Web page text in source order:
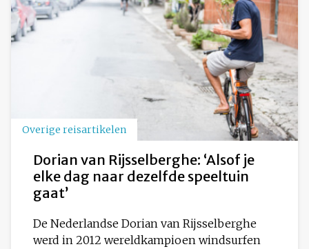
Overige reisartikelen
Dorian van Rijsselberghe: ‘Alsof je
elke dag naar dezelfde speeltuin
gaat’
De Nederlandse Dorian van Rijsselberghe
werd in 2012 wereldkampioen windsurfen